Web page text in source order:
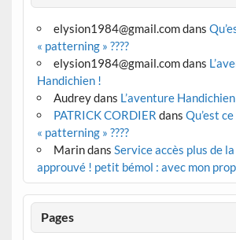
elysion1984@gmail.comdans
« patterning » ????
elysion1984@gmail.comdans
Handichien !
Audreydans L’aventure
PATRICK CORDIER dans Qu’est
« patterning » ????
Marindans Service accès plus de
approuvé ! petit bémol : avec mon
Pages